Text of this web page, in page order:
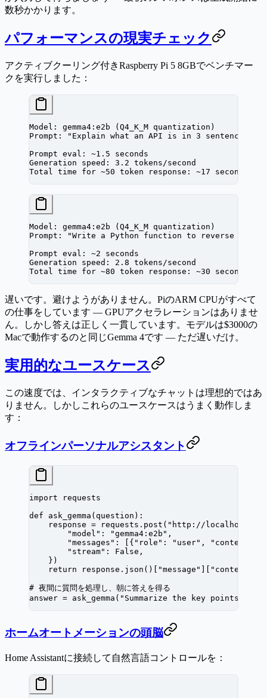
数秒かかります。
パフォーマンスの現実チェック
アクティブクーリング付きRaspberry Pi 5 8GBでベンチマー
クを実行しました：
Model: gemma4:e2b (Q4_K_M quantization)
Prompt: "Explain what an API is in 3 sentences."
Prompt eval: ~1.5 seconds
Generation speed: 3.2 tokens/second
Total time for ~50 token response: ~17 seconds
Model: gemma4:e2b (Q4_K_M quantization)
Prompt: "Write a Python function to reverse a
Prompt eval: ~2 seconds
Generation speed: 2.8 tokens/second
Total time for ~80 token response: ~30 seconds
遅いです。避けようがありません。PiのARM CPUがすべて
の仕事をしています — GPUアクセラレーションはありませ
ん。しかし答えは正しく一貫しています。モデルは$3000の
Macで動作するのと同じGemma 4です — ただ遅いだけ。
実用的なユースケース
この速度では、インタラクティブなチャットは理想的ではあ
りません。しかしこれらのユースケースはうまく動作しま
す：
オフラインパーソナルアシスタント
import requests
def ask_gemma (question):
    response
= requests.post( "http://
        "model"
: "gemma4:e2b" ,
        "messages"
: [{ "role" : "user" , "content"
        "stream"
: False ,
    })
    return
response.json()[ "message" "content"
# 夜間に質問を処理し、朝に答えを得る
answer = ask_gemma( "Summarize the key points
ホームオートメーションの頭脳
Home Assistantに接続して自然言語コントロールを：